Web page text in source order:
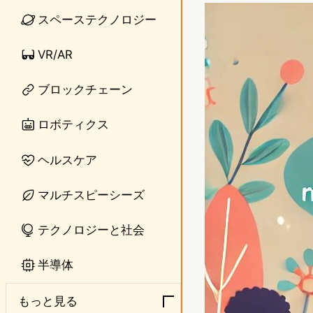
スペーステクノロジー
VR/AR
ブロックチェーン
ロボティクス
ヘルスケア
マルチスピーシーズ
テクノロジーと社会
半導体
もっと見る
o
n